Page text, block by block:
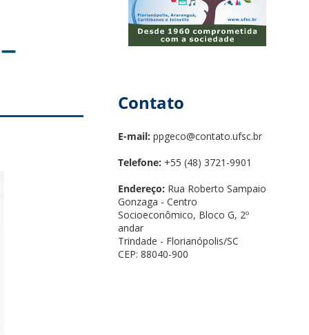
Contato
E-mail: ppgeco@contato.ufsc.br
Telefone: +55 (48) 3721-9901
Endereço: Rua Roberto Sampaio
Gonzaga - Centro
Socioeconômico, Bloco G, 2º
andar
Trindade - Florianópolis/SC
CEP: 88040-900